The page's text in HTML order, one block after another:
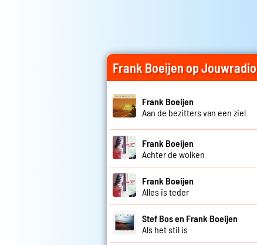
Frank Boeijen op Jouwradio
Frank Boeijen
Aan de bezitters van een ziel
Frank Boeijen
Achter de wolken
Frank Boeijen
Alles is teder
Stef Bos en Frank Boeijen
Als het stil is